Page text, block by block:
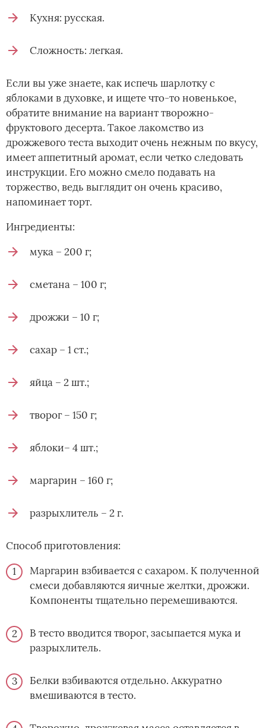
Кухня: русская.
Сложность: легкая.
Если вы уже знаете, как испечь шарлотку с
яблоками в духовке, и ищете что-то новенькое,
обратите внимание на вариант творожно-
фруктового десерта. Такое лакомство из
дрожжевого теста выходит очень нежным по вкусу,
имеет аппетитный аромат, если четко следовать
инструкции. Его можно смело подавать на
торжество, ведь выглядит он очень красиво,
напоминает торт.
Ингредиенты:
мука – 200 г;
сметана – 100 г;
дрожжи – 10 г;
сахар – 1 ст.;
яйца – 2 шт.;
творог – 150 г;
яблоки– 4 шт.;
маргарин – 160 г;
разрыхлитель – 2 г.
Способ приготовления:
Маргарин взбивается с сахаром. К полученной
смеси добавляются яичные желтки, дрожжи.
Компоненты тщательно перемешиваются.
В тесто вводится творог, засыпается мука и
разрыхлитель.
Белки взбиваются отдельно. Аккуратно
вмешиваются в тесто.